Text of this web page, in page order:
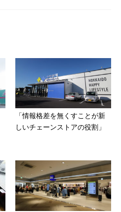
「情報格差を無くすことが新
しいチェーンストアの役割」